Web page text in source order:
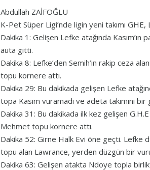
Abdullah ZAİFOĞLU
K-Pet Süper Ligi’nde ligin yeni takımı GHE,
Dakika 1: Gelişen Lefke atağında
auta
Dakika 8: Lefke’den Semih’in rakip ceza
topu kornere attı.
Dakika 29: Bu dakikada gelişen Lefke
topa Kasım vuramadı ve adeta takımını
Dakika 31: Bu dakikada ilk kez gelişen
Mehmet topu kornere attı.
Dakika 52: Girne Halk Evi öne geçti. Lefke
topu alan Lawrance, yerden düzgün bir
Dakika 63: Gelişen atakta Ndoye topla